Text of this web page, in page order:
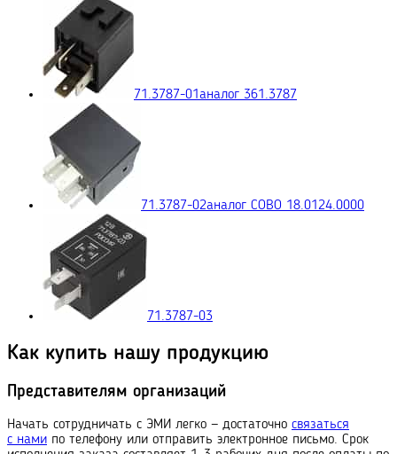
71.3787-01аналог 361.3787
71.3787-02аналог COBO 18.0124.0000
71.3787-03
Как купить нашу продукцию
Представителям организаций
Начать сотрудничать с ЭМИ легко — достаточно связаться
с нами по телефону или отправить электронное письмо. Срок